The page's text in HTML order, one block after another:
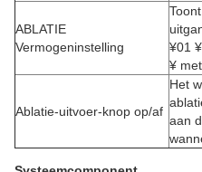
ABLATIE
Vermogeninstelling
¥01
¥
Ablatie-uitvoer-knop op/af
Het
aan